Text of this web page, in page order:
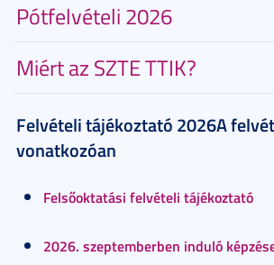
Pótfelvételi 2026
Miért az SZTE TTIK?
Felvételi tájékoztató 2026A
vonatkozóan
Felsőoktatási felvételi tájékoztató
2026. szeptemberben induló